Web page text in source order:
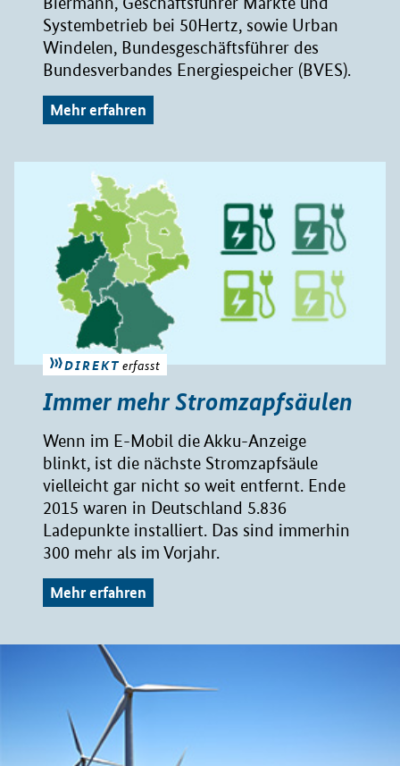
Systembetrieb bei 50Hertz, sowie Urban
Windelen, Bundesgeschäftsführer des
Bundesverbandes Energiespeicher (BVES).
Mehr erfahren
DIREKT erfasst
Immer mehr Stromzapfsäulen
Wenn im E-Mobil die Akku-Anzeige
blinkt, ist die nächste Stromzapfsäule
vielleicht gar nicht so weit entfernt. Ende
2015 waren in Deutschland 5.836
Ladepunkte installiert. Das sind immerhin
300 mehr als im Vorjahr.
Mehr erfahren